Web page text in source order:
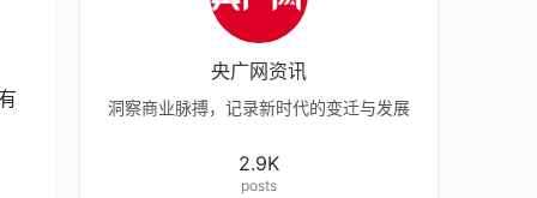
央广网资讯
洞察商业脉搏，记录新时代的变迁与发展
2.9K
posts